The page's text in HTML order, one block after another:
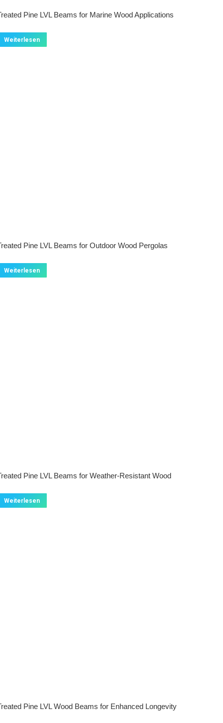
Pine LVL Beams for Marine Wood Applications
Weiterlesen
Pine LVL Beams for Outdoor Wood Pergolas
Weiterlesen
Pine LVL Beams for Weather-Resistant Wood
Weiterlesen
Pine LVL Wood Beams for Enhanced Longevity